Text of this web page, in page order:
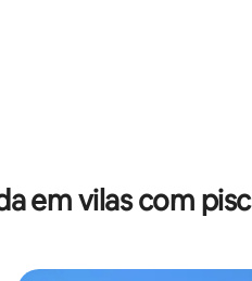
em vilas com